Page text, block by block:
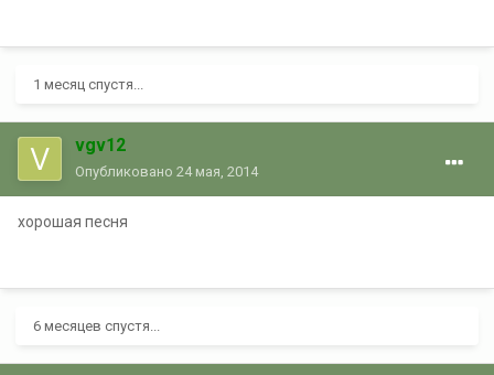
1 месяц спустя...
vgv12
Опубликовано 24 мая, 2014
хорошая песня
6 месяцев спустя...